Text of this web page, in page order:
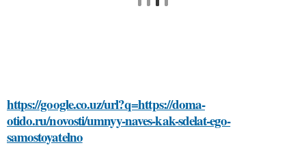
https://google.co.uz/url?q=https://doma-
otido.ru/novosti/umnyy-naves-kak-sdelat-ego-
samostoyatelno